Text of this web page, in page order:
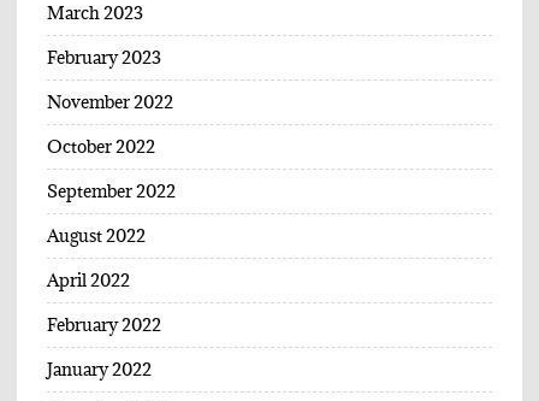
March 2023
February 2023
November 2022
October 2022
September 2022
August 2022
April 2022
February 2022
January 2022